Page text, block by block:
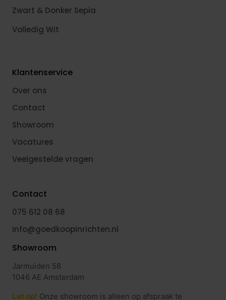
Zwart & Donker Sepia
Volledig Wit
Klantenservice
Over ons
Contact
Showroom
Vacatures
Veelgestelde vragen
Contact
075 612 08 68
info@goedkoopinrichten.nl
Showroom
Jarmuiden 58
1046 AE Amsterdam
Let op! Onze showroom is alleen op afspraak te